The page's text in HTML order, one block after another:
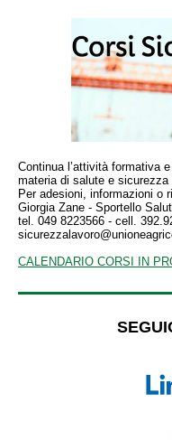
Continua l’attività formativa
materia di salute e sicurezza
Per adesioni, informazioni o
Giorgia Zane - Sportello
tel. 049 8223566 - cell.
CALENDARIO CORSI IN